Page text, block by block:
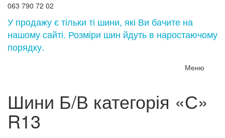
063 790 72 02
У продажу є тільки ті шини, які Ви бачите на
нашому сайті. Розміри шин йдуть в наростаючому
порядку.
Меню
Шини Б/В категорія «С»
R13